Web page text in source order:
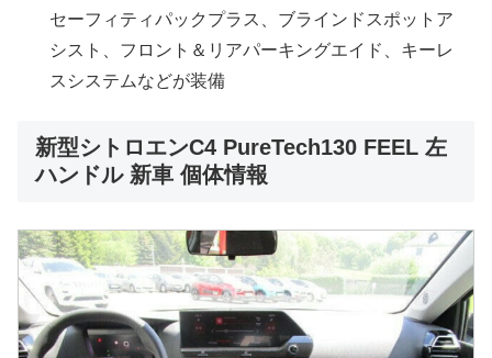
セーフィティパックプラス、ブラインドスポットア
シスト、フロント＆リアパーキングエイド、キーレ
スシステムなどが装備
新型シトロエンC4 PureTech130 FEEL 左
ハンドル 新車 個体情報